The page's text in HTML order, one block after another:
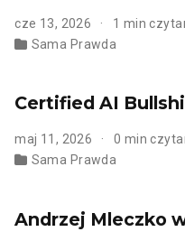
cze 13, 2026
1 min
Sama Prawda
Certified AI
maj 11, 2026
0 min
Sama Prawda
Andrzej Mleczko